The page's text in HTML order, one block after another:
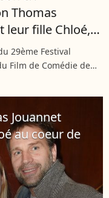
Thomas
leur fille Chloé,
membre de
leurs côtés
29ème Festival
Film de Comédie de
été donné ce lundi 19
Lamy s’est
Jouannet
au coeur de